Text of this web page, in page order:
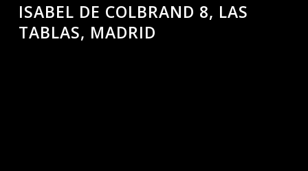
ISABEL DE COLBRAND 8, LAS
TABLAS, MADRID